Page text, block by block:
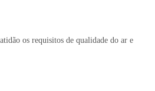
os requisitos de qualidade do ar e